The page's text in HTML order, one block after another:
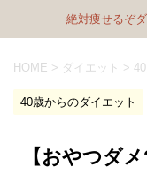
絶対痩せるぞ
HOME > ダイエット >
40歳からのダイエット
【おやつダ